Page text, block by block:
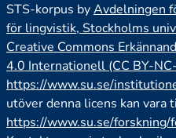
STS-korpus byAvdelningen
för lingvistik, Stockholms
Creative Commons
4.0 Internationell (CC BY-
https://www.su.se/
utöver denna licens kan vara
https://www.su.se/forskning/